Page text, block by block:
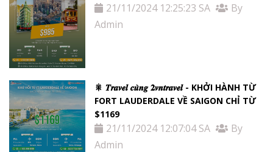
21/11/2024 12:25:23 SA
By
Admin
🎇 𝑻𝒓𝒂𝒗𝒆𝒍 𝒄𝒖̀𝒏𝒈 𝟐𝒗𝒏𝒕𝒓𝒂𝒗𝒆𝒍 - KHỞI HÀNH TỪ
FORT LAUDERDALE VỀ SAIGON CHỈ TỪ
$1169
21/11/2024 12:07:04 SA
By
Admin